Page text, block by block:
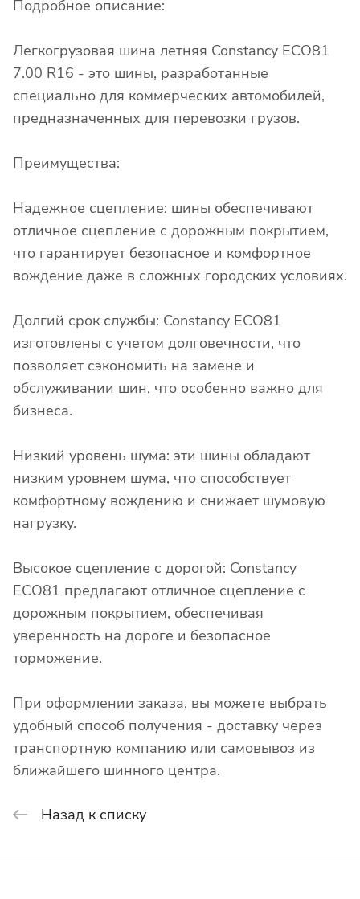
Подробное описание:
Легкогрузовая шина летняя Constancy ECO81
7.00 R16 - это шины, разработанные
специально для коммерческих автомобилей,
предназначенных для перевозки грузов.
Преимущества:
Надежное сцепление: шины обеспечивают
отличное сцепление с дорожным покрытием,
что гарантирует безопасное и комфортное
вождение даже в сложных городских условиях.
Долгий срок службы: Constancy ECO81
изготовлены с учетом долговечности, что
позволяет сэкономить на замене и
обслуживании шин, что особенно важно для
бизнеса.
Низкий уровень шума: эти шины обладают
низким уровнем шума, что способствует
комфортному вождению и снижает шумовую
нагрузку.
Высокое сцепление с дорогой: Constancy
ECO81 предлагают отличное сцепление с
дорожным покрытием, обеспечивая
уверенность на дороге и безопасное
торможение.
При оформлении заказа, вы можете выбрать
удобный способ получения - доставку через
транспортную компанию или самовывоз из
ближайшего шинного центра.
Назад к списку